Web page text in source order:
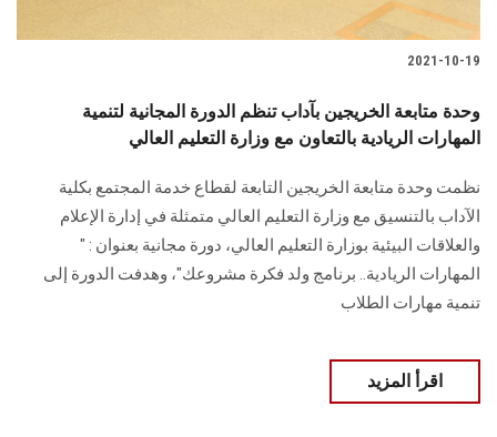
2021-10-19
وحدة متابعة الخريجين بآداب تنظم الدورة المجانية لتنمية
المهارات الريادية بالتعاون مع وزارة التعليم العالي
نظمت وحدة متابعة الخريجين التابعة لقطاع خدمة المجتمع بكلية
الآداب بالتنسيق مع وزارة التعليم العالي متمثلة في إدارة الإعلام
والعلاقات البيئية بوزارة التعليم العالي، دورة مجانية بعنوان : "
المهارات الريادية.. برنامج ولد فكرة مشروعك"، وهدفت الدورة إلى
تنمية مهارات الطلاب
اقرأ المزيد